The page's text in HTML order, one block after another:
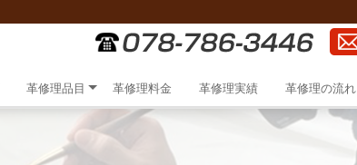
革修理品目 革修理料金 革修理実績 革修理の流れ